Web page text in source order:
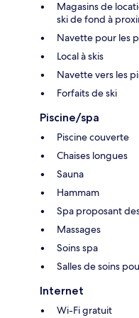
Magasins de
ski de fond à
Navette pour les
Local à skis
Navette vers les
Forfaits de ski
Piscine/spa
Piscine couverte
Chaises longues
Sauna
Hammam
Spa proposant
Massages
Soins spa
Salles de soins
Internet
Wi-Fi gratuit